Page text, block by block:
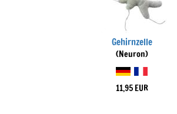
Gehirnzelle
(Neuron)
11,95 EUR